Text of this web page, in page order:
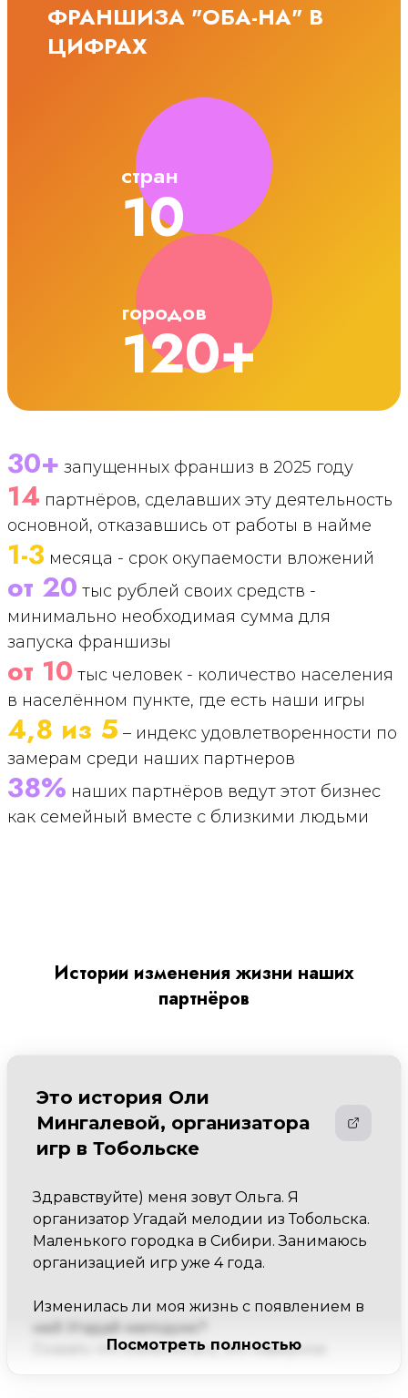
ФРАНШИЗА "ОБА-НА" В
ЦИФРАХ
стран
10
городов
120+
30+ запущенных франшиз в 2025 году
14 партнёров, сделавших эту деятельность
основной, отказавшись от работы в найме
1-3 месяца - срок окупаемости вложений
от 20 тыс рублей своих средств -
минимально необходимая сумма для
запуска франшизы
от 10 тыс человек - количество населения
в населённом пункте, где есть наши игры
4,8 из 5 – индекс удовлетворенности по
замерам среди наших партнеров
38% наших партнёров ведут этот бизнес
как семейный вместе с близкими людьми
Истории изменения жизни наших
партнёров
Это история Оли
Мингалевой, организатора
игр в Тобольске
Здравствуйте) меня зовут Ольга. Я
организатор Угадай мелодии из Тобольска.
Маленького городка в Сибири. Занимаюсь
организацией игр уже 4 года.
Изменилась ли моя жизнь с появлением в
ней Угадай мелодию?
Сказать что изменилась, это наверное
Посмотреть полностью